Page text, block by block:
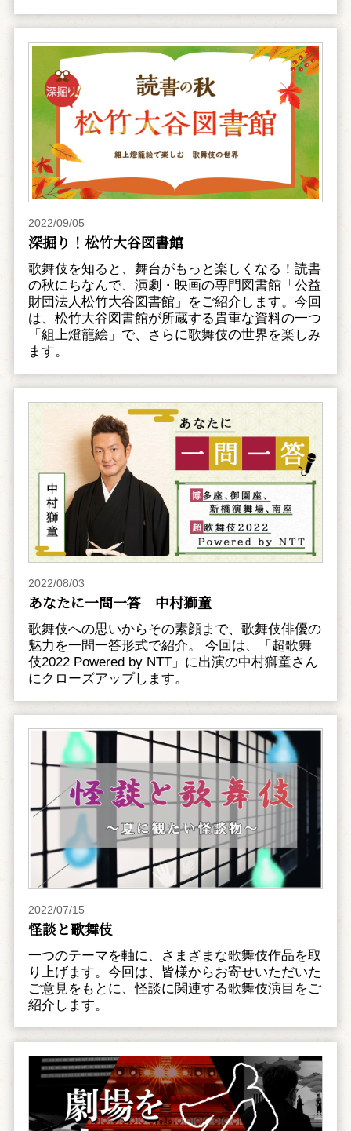
2022/09/05
深掘り！松竹大谷図書館
歌舞伎を知ると、舞台がもっと楽しくなる！読書
の秋にちなんで、演劇・映画の専門図書館「公益
財団法人松竹大谷図書館」をご紹介します。今回
は、松竹大谷図書館が所蔵する貴重な資料の一つ
「組上燈籠絵」で、さらに歌舞伎の世界を楽しみ
ます。
2022/08/03
あなたに一問一答 中村獅童
歌舞伎への思いからその素顔まで、歌舞伎俳優の
魅力を一問一答形式で紹介。 今回は、「超歌舞
伎2022 Powered by NTT」に出演の中村獅童さん
にクローズアップします。
2022/07/15
怪談と歌舞伎
一つのテーマを軸に、さまざまな歌舞伎作品を取
り上げます。今回は、皆様からお寄せいただいた
ご意見をもとに、怪談に関連する歌舞伎演目をご
紹介します。